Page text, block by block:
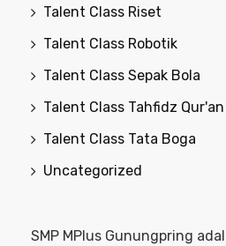
Talent Class Riset
Talent Class Robotik
Talent Class Sepak Bola
Talent Class Tahfidz Qur'an
Talent Class Tata Boga
Uncategorized
SMP MPlus Gunungpring